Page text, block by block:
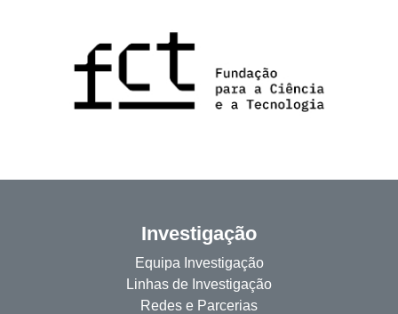
Investigação
Equipa Investigação
Linhas de Investigação
Redes e Parcerias